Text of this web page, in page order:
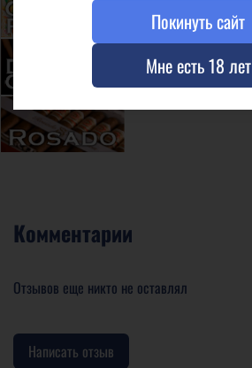
Комментарии
Отзывов еще никто не оставлял
Написать отзыв
Покинуть сайт
Мне есть 18 лет